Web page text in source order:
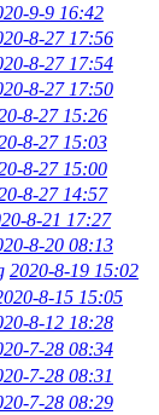
9-9 16:42
8-27 17:56
8-27 17:54
8-27 17:50
8-27 15:26
8-27 15:03
8-27 15:00
8-27 14:57
8-21 17:27
8-20 08:13
2020-8-19 15:02
8-15 15:05
8-12 18:28
7-28 08:34
7-28 08:31
7-28 08:29